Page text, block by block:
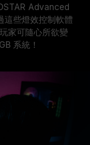
Advanced
這些燈效控制軟體
家可隨心所欲變
系統！